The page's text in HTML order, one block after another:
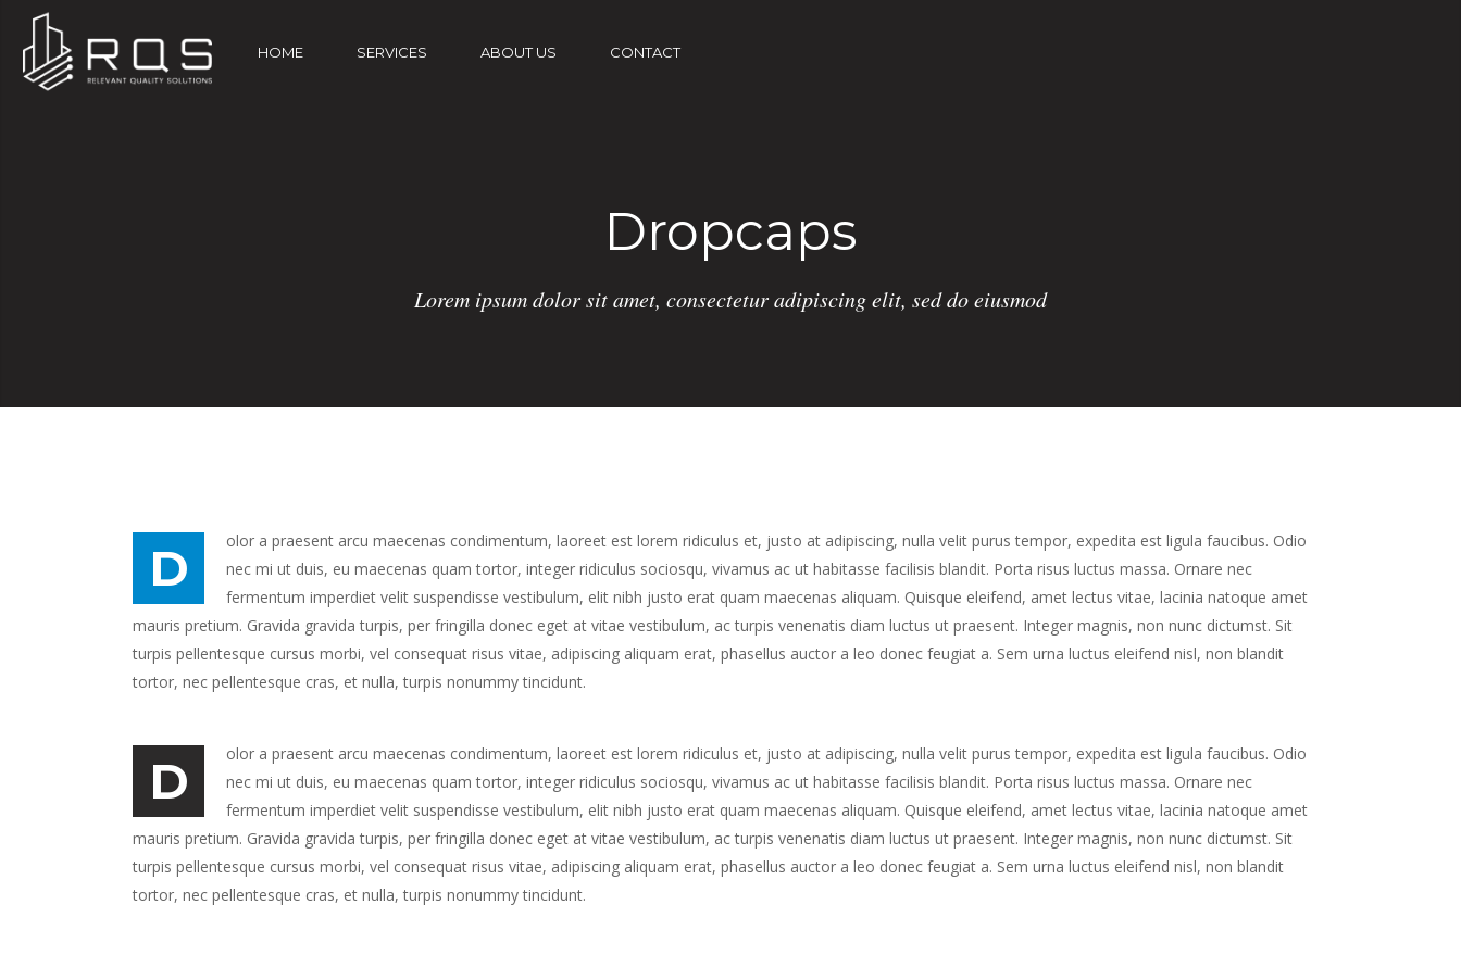
HOME SERVICES ABOUT US CONTACT
Dropcaps
Lorem ipsum dolor sit amet, consectetur adipiscing elit, sed do eiusmod
D
olor a praesent arcu maecenas condimentum, laoreet est lorem ridiculus et, justo at adipiscing, nulla velit purus tempor, expedita est ligula faucibus. Odio
nec mi ut duis, eu maecenas quam tortor, integer ridiculus sociosqu, vivamus ac ut habitasse facilisis blandit. Porta risus luctus massa. Ornare nec
fermentum imperdiet velit suspendisse vestibulum, elit nibh justo erat quam maecenas aliquam. Quisque eleifend, amet lectus vitae, lacinia natoque amet
mauris pretium. Gravida gravida turpis, per fringilla donec eget at vitae vestibulum, ac turpis venenatis diam luctus ut praesent. Integer magnis, non nunc dictumst. Sit
turpis pellentesque cursus morbi, vel consequat risus vitae, adipiscing aliquam erat, phasellus auctor a leo donec feugiat a. Sem urna luctus eleifend nisl, non blandit
tortor, nec pellentesque cras, et nulla, turpis nonummy tincidunt.
D
olor a praesent arcu maecenas condimentum, laoreet est lorem ridiculus et, justo at adipiscing, nulla velit purus tempor, expedita est ligula faucibus. Odio
nec mi ut duis, eu maecenas quam tortor, integer ridiculus sociosqu, vivamus ac ut habitasse facilisis blandit. Porta risus luctus massa. Ornare nec
fermentum imperdiet velit suspendisse vestibulum, elit nibh justo erat quam maecenas aliquam. Quisque eleifend, amet lectus vitae, lacinia natoque amet
mauris pretium. Gravida gravida turpis, per fringilla donec eget at vitae vestibulum, ac turpis venenatis diam luctus ut praesent. Integer magnis, non nunc dictumst. Sit
turpis pellentesque cursus morbi, vel consequat risus vitae, adipiscing aliquam erat, phasellus auctor a leo donec feugiat a. Sem urna luctus eleifend nisl, non blandit
tortor, nec pellentesque cras, et nulla, turpis nonummy tincidunt.